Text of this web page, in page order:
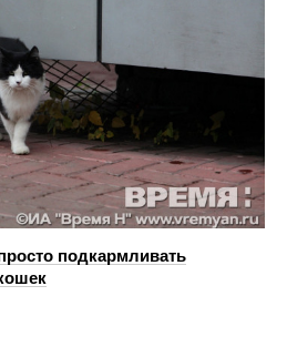
подкармливать